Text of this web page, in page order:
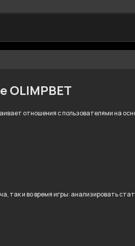
OLIMPBET
отношения с пользователями на
так и во время игры: анализировать